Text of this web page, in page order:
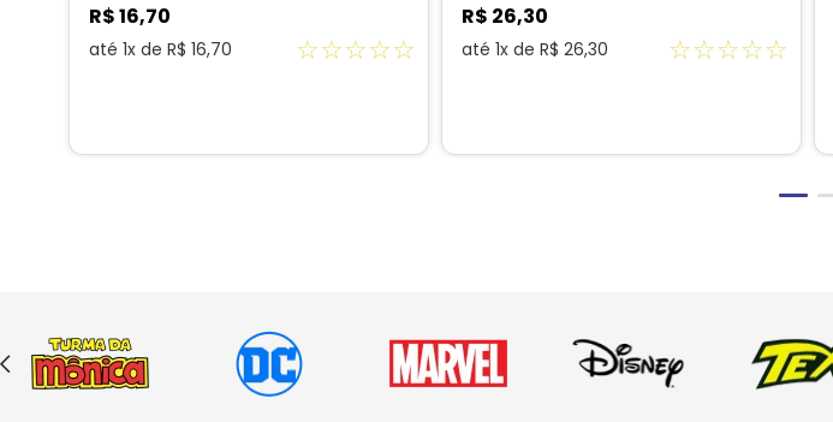
R$16,70
até 1x de R$ 16,70 ☆☆☆☆☆
R$ 26,30
até 1x de R$ 26,30 ☆☆☆☆☆